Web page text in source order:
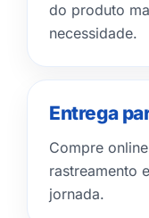
do produto
necessidade.
Entrega
Compre
rastreamento
jornada.